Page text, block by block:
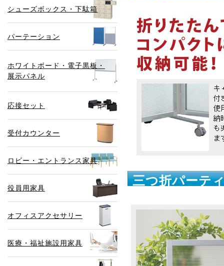
三つ折パーテ
シューズボックス・下駄箱
パーテーション
ホワイトボード・電子黒板・
展示パネル
応接セット
受付カウンター
ロビー・エントランス家具
役員用家具
オフィスアクセサリー
医療・福祉施設用家具